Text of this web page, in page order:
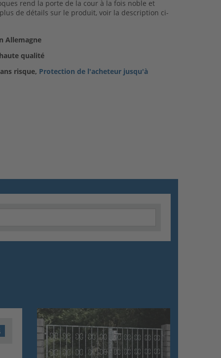
rend la porte de la cour à la fois noble et
de détails sur le produit, voir la description ci-
Allemagne
qualité
risque, Protection de l'acheteur jusqu'à